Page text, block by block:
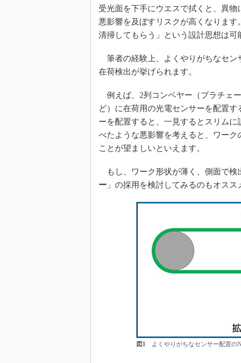
受光面を下手にウエスで拭くと、異
悪影響を及ぼすリスクが高くなりま
清掃してもらう」という設計思想は可
筆者の経験上、よくやりがちなセン
在荷検出が挙げられます。
例えば、2列コンベヤー（プラチェ
ど）に在荷用の光電センサーを配置
ーを配置すると、一見するとスリム
べたような悪影響を考えると、ワー
ことが望ましいといえます。
もし、ワーク形状が薄く、側面で検
ー 」の採用を検討してみるのもオスス
図1よくやりがちなセンサー配置の